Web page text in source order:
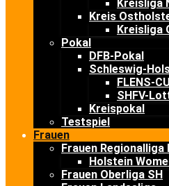
Kreisliga
Kreis
Kreisliga
Pokal
DFB-Pokal
Schleswig-
FLENS-
SHFV-
Kreispokal
Testspiel
Frauen
Frauen Regionalliga
Holstein
Frauen Oberliga SH